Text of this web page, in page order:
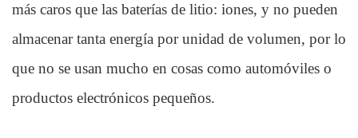
más caros que las baterías de litio: iones, y no pueden
almacenar tanta energía por unidad de volumen, por lo
que no se usan mucho en cosas como automóviles o
productos electrónicos pequeños.